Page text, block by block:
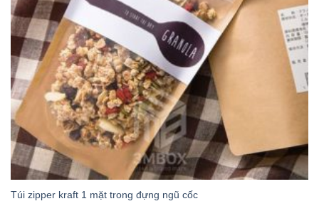
Túi zipper kraft 1 mặt trong đựng ngũ cốc